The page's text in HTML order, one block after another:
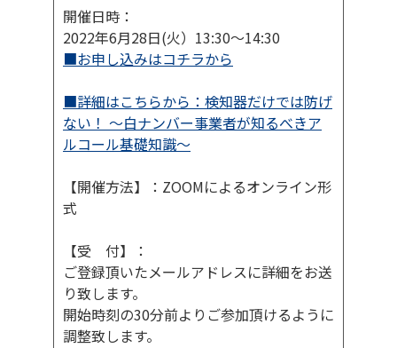
開催日時：
2022年6月28日(火）13:30～14:30
■お申し込みはコチラから
■詳細はこちらから：検知器だけでは防げ
ない！ ～白ナンバー事業者が知るべきア
ルコール基礎知識～
【開催方法】：ZOOMによるオンライン形
式
【受 付】：
ご登録頂いたメールアドレスに詳細をお送
り致します。
開始時刻の30分前よりご参加頂けるように
調整致します。